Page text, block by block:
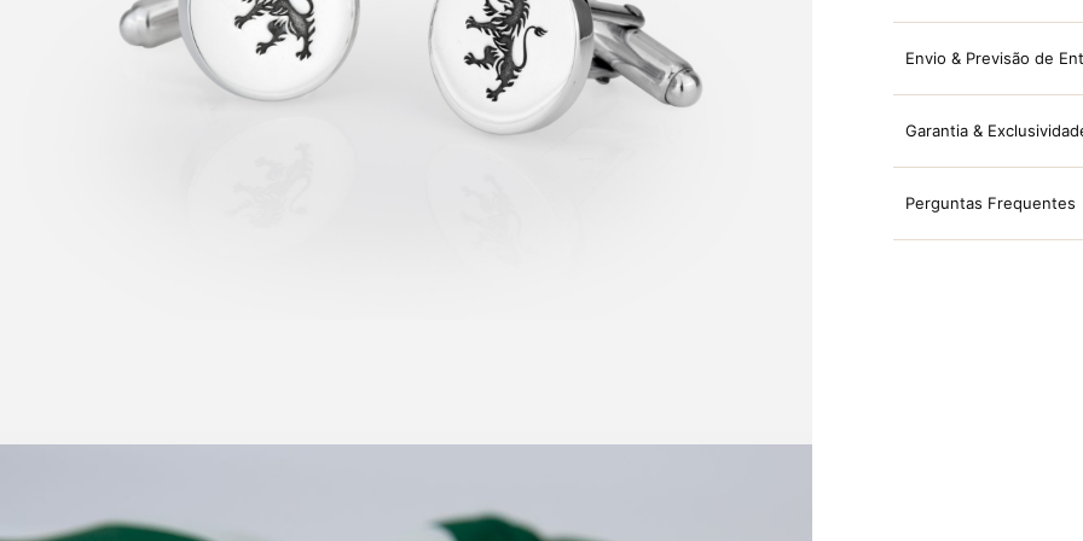
Envio & Previsão de
Garantia &
Perguntas Frequentes